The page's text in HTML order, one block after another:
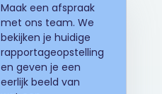
Maak een afspraak
met ons team. We
bekijken je huidige
rapportageopstelling
en geven je een
eerlijk beeld van